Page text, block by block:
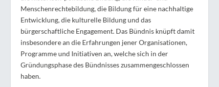
Menschenrechtebildung, die Bildung für eine nachhaltige
Entwicklung, die kulturelle Bildung und das
bürgerschaftliche Engagement. Das Bündnis knüpft damit
insbesondere an die Erfahrungen jener Organisationen,
Programme und Initiativen an, welche sich in der
Gründungsphase des Bündnisses zusammengeschlossen
haben.